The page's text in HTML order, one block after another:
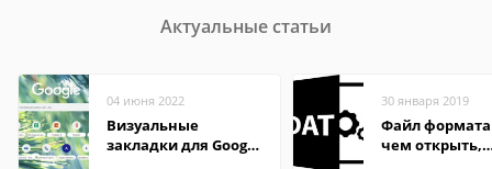
Актуальные статьи
04 июня 2022
Визуальные
закладки для Google
30 января 2019
Файл формата
чем открыть,